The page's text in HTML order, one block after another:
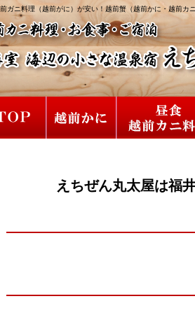
ガニ料理（越前がに）が安い！越前蟹（越前かに・越前カ
えちぜん丸太屋は福